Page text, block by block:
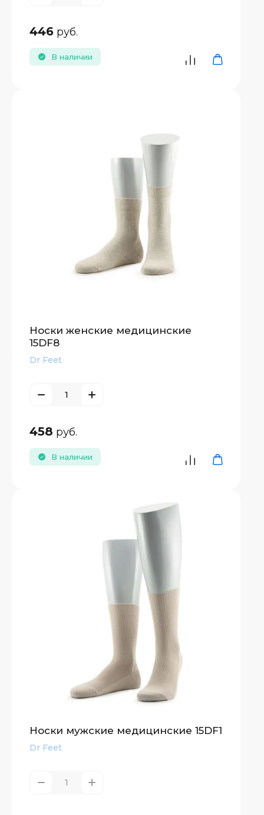
446 руб.
В наличии
Носки женские медицинские
15DF8
Dr Feet
458 руб.
В наличии
Носки мужские медицинские 15DF1
Dr Feet